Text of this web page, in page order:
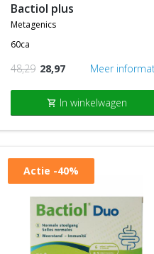
bactiol plus
metagenics
60ca
48,29 28,97 Meer
shopping_cart In winkelwagen
Actie -40%